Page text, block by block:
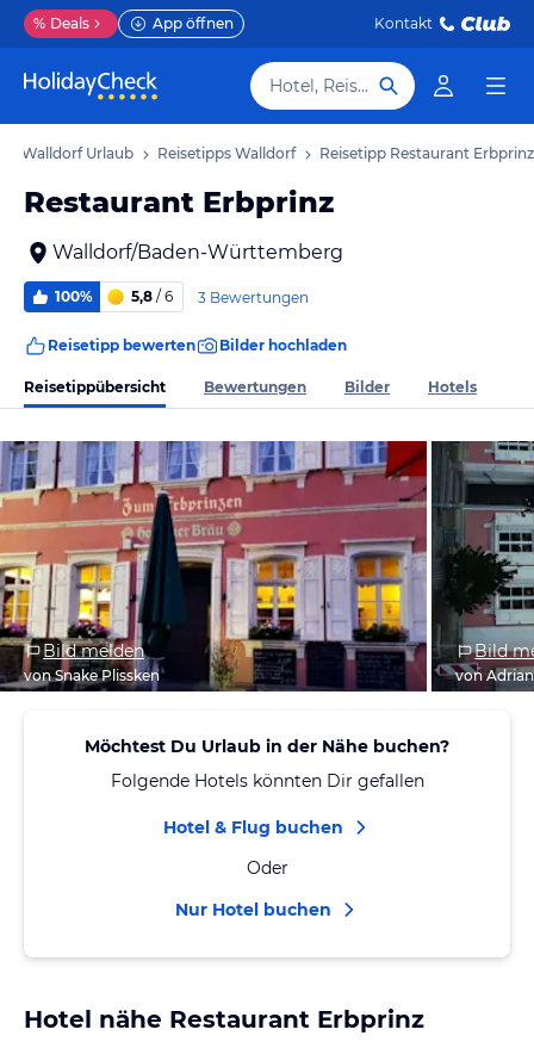
% Deals App öffnen Kontakt
Hotel, Reiseziel
Walldorf Urlaub Reisetipps Walldorf Reisetipp Restaurant Erbprinz
Restaurant Erbprinz
Walldorf/Baden-Württemberg
100% 5,8 / 6 3 Bewertungen
Reisetipp bewerten Bilder hochladen
Reisetippübersicht Bewertungen Bilder Hotels
Bild melden
von Snake Plissken
Bild
von Adrian
Möchtest Du Urlaub in der Nähe buchen?
Folgende Hotels könnten Dir gefallen
Hotel & Flug buchen
Oder
Nur Hotel buchen
Hotel nähe Restaurant Erbprinz